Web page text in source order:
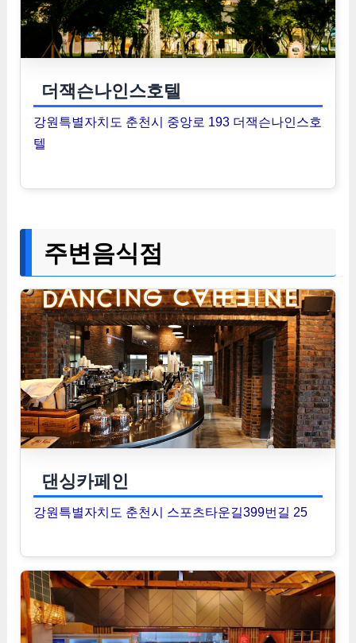
더잭슨나인스호텔
강원특별자치도 춘천시 중앙로 193 더잭슨나인스호
텔
주변음식점
댄싱카페인
강원특별자치도 춘천시 스포츠타운길399번길 25